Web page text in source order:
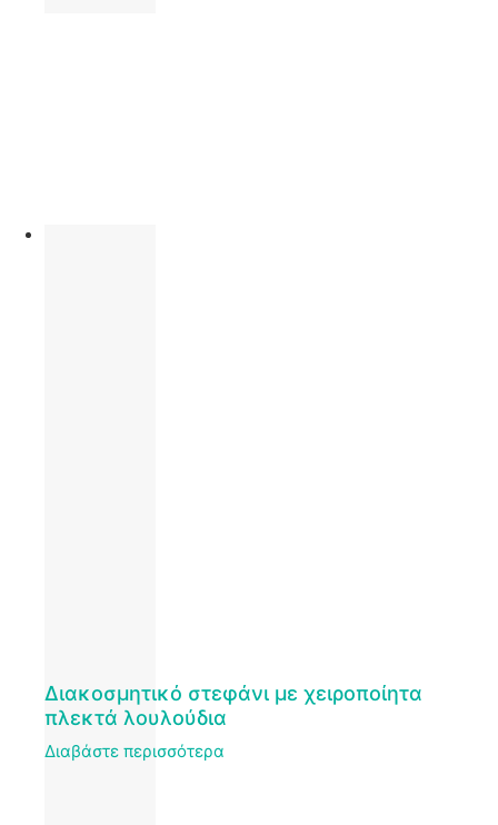
Διακοσμητικό στεφάνι με χειροποίητα
πλεκτά λουλούδια
Διαβάστε περισσότερα